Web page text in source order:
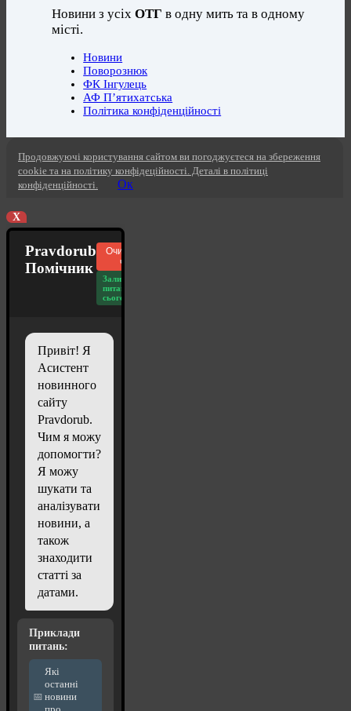
Новини з усіхОТГ в одну мить та в одному
місті.
Новини
Поворознюк
ФК Інгулець
АФ П’ятихатська
Політика конфіденційності
Продовжуючі користування сайтом ви погоджуєтеся на збереження
cookie та на політику конфідеційності. Деталі в політиці
конфіденційності.
Ок
X
Pravdorub
Помічник
Очистити
чат
Залишилось
питань
сьогодні: 20
Привіт! Я
Асистент
новинного
сайту
Pravdorub.
Чим я можу
допомогти?
Я можу
шукати та
аналізувати
новини, а
також
знаходити
статті за
датами.
Приклади
питань:
Які
останні
новини